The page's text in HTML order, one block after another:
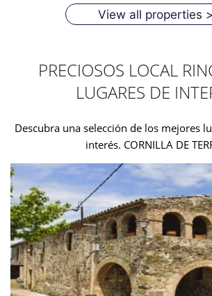
View all properties >
PRECIOSOS LOCAL
LUGARES DE
Descubra una selección de los mejores
interés. CORNILLA DE